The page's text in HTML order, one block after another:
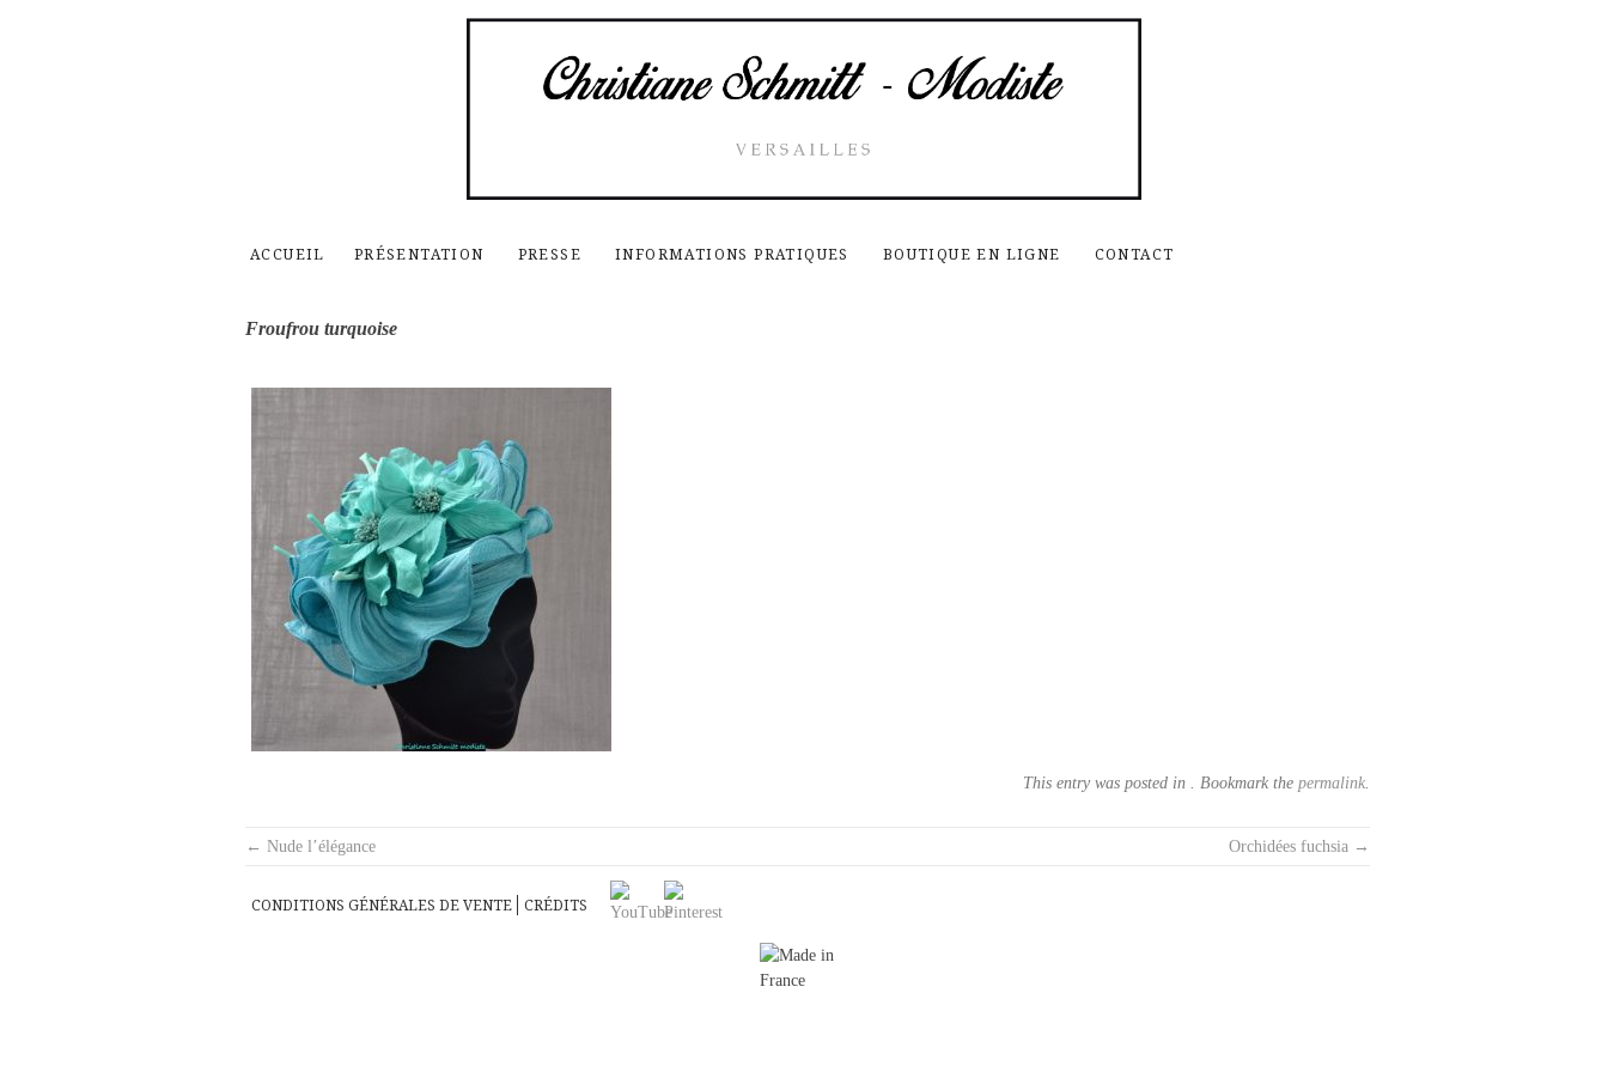
ACCUEIL PRÉSENTATION PRESSE INFORMATIONS PRATIQUES BOUTIQUE EN LIGNE CONTACT
Froufrou turquoise
This entry was posted in . Bookmark the permalink.
Post
← Nude l’élégance Orchidées fuchsia →
CONDITIONS GÉNÉRALES DE VENTE CRÉDITS